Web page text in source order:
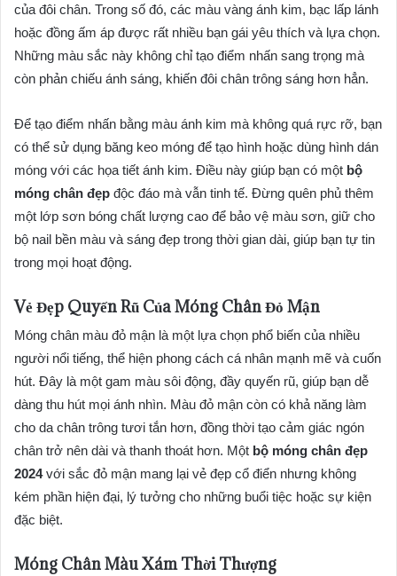
của đôi chân. Trong số đó, các màu vàng ánh kim, bạc lấp lánh
hoặc đồng ấm áp được rất nhiều bạn gái yêu thích và lựa chọn.
Những màu sắc này không chỉ tạo điểm nhấn sang trọng mà
còn phản chiếu ánh sáng, khiến đôi chân trông sáng hơn hẳn.
Để tạo điểm nhấn bằng màu ánh kim mà không quá rực rỡ, bạn
có thể sử dụng băng keo móng để tạo hình hoặc dùng hình dán
móng với các họa tiết ánh kim. Điều này giúp bạn có một bộ
móng chân đẹp độc đáo mà vẫn tinh tế. Đừng quên phủ thêm
một lớp sơn bóng chất lượng cao để bảo vệ màu sơn, giữ cho
bộ nail bền màu và sáng đẹp trong thời gian dài, giúp bạn tự tin
trong mọi hoạt động.
Vẻ Đẹp Quyến Rũ Của Móng Chân Đỏ Mận
Móng chân màu đỏ mận là một lựa chọn phổ biến của nhiều
người nổi tiếng, thể hiện phong cách cá nhân mạnh mẽ và cuốn
hút. Đây là một gam màu sôi động, đầy quyến rũ, giúp bạn dễ
dàng thu hút mọi ánh nhìn. Màu đỏ mận còn có khả năng làm
cho da chân trông tươi tắn hơn, đồng thời tạo cảm giác ngón
chân trở nên dài và thanh thoát hơn. Một bộ móng chân đẹp
2024với sắc đỏ mận mang lại vẻ đẹp cổ điển nhưng không
kém phần hiện đại, lý tưởng cho những buổi tiệc hoặc sự kiện
đặc biệt.
Móng Chân Màu Xám Thời Thượng